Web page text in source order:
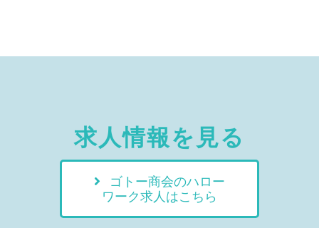
求人情報を見る
ゴトー商会のハロー
ワーク求人はこちら